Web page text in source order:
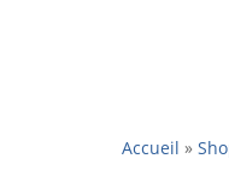
Accueil »